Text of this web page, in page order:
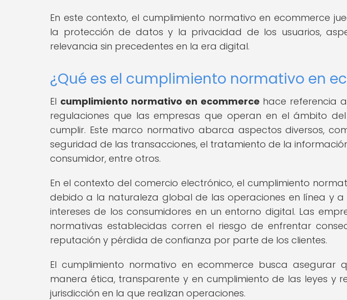
En este contexto, el cumplimiento normativo en ecommerce
la protección de datos y la privacidad de los usuarios,
relevancia sin precedentes en la era digital.
¿Qué es el cumplimiento normativo en
El cumplimiento normativo en ecommerce hace referencia
regulaciones que las empresas que operan en el ámbito
cumplir. Este marco normativo abarca aspectos diversos,
seguridad de las transacciones, el tratamiento de la
consumidor, entre otros.
En el contexto del comercio electrónico, el cumplimiento
debido a la naturaleza global de las operaciones en línea y
intereses de los consumidores en un entorno digital. Las
normativas establecidas corren el riesgo de enfrentar
reputación y pérdida de confianza por parte de los clientes.
El cumplimiento normativo en ecommerce busca asegurar
manera ética, transparente y en cumplimiento de las leyes y
jurisdicción en la que realizan operaciones.